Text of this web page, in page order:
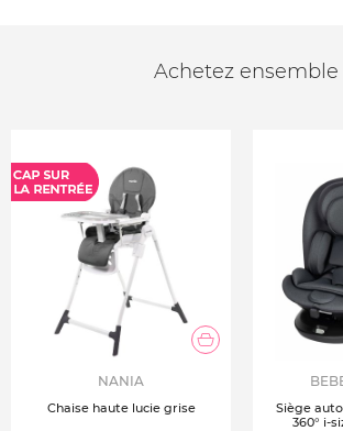
Achetez ensemble
NANIA
Chaise haute lucie grise
Siège
360° i-